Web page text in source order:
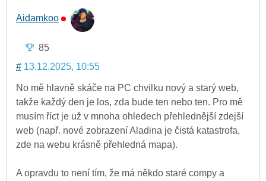
Aidamkoo
85
# 13.12.2025, 10:55
No mě hlavně skáče na PC chvilku nový a starý web,
takže každý den je los, zda bude ten nebo ten. Pro mě
musím říct je už v mnoha ohledech přehlednější zdejší
web (např. nové zobrazení Aladina je čistá katastrofa,
zde na webu krásně přehledná mapa).
A opravdu to není tím, že má někdo staré compy a